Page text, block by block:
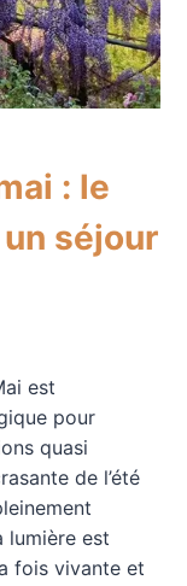
: le
séjour
est
pour
quasi
de l’été
lumière est
fois vivante et